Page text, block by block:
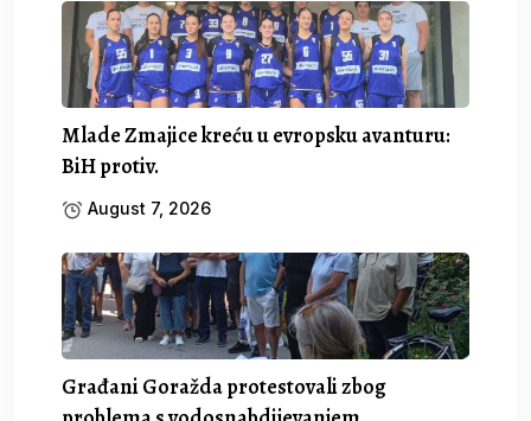
Mlade Zmajice kreću u evropsku avanturu:
BiH protiv.
August 7, 2026
Građani Goražda protestovali zbog